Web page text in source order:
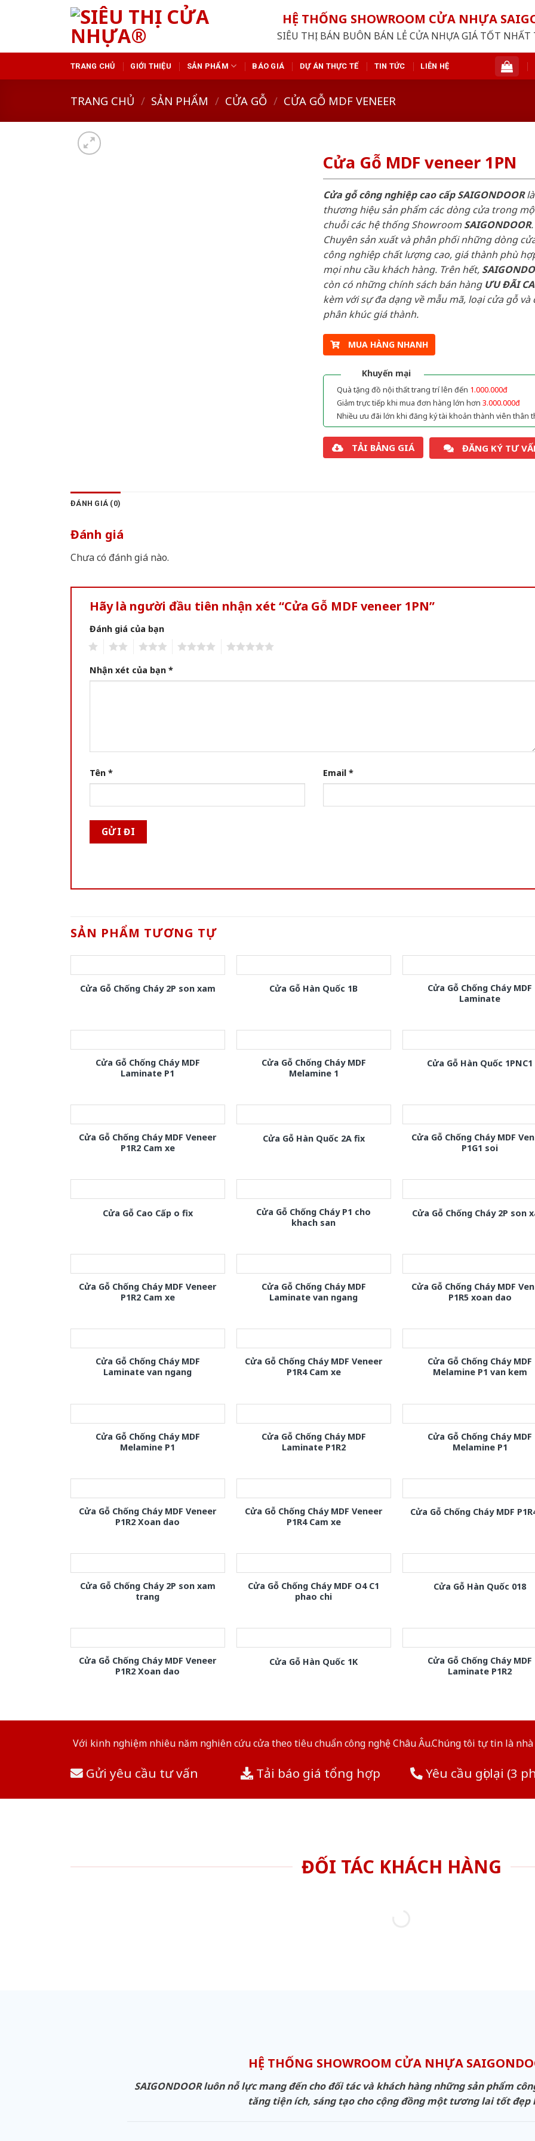
HỆ THỐNG SHOWROOM CỬA NHỰA
SIÊU THỊ BÁN BUÔN BÁN LẺ CỬA NHỰA GIÁ TỐT NHẤT
TRANG CHỦ GIỚI THIỆU SẢN PHẨM BÁO GIÁ DỰ ÁN THỰC TẾ TIN TỨC LIÊN HỆ
TRANG CHỦ / SẢN PHẨM / CỬA GỖ / CỬA GỖ MDF VENEER
Cửa Gỗ MDF veneer 1PN
Cửa gỗ công nghiệp cao cấp SAIGONDOORlà
thương hiệu sản phẩm các dòng cửa trong
chuỗi các hệ thống ShowroomSAIGONDOOR.
Chuyên sản xuất và phân phối những dòng
công nghiệp chất lượng cao, giá thành phù
mọi nhu cầu khách hàng. Trên hết,
còn có những chính sách bán hàng ƯU ĐÃI
kèm với sự đa dạng về mẫu mã, loại cửa gỗ và
phân khúc giá thành.
MUA HÀNG NHANH
Khuyến mại
Quà tặng đồ nội thất trang trí lên đến 1.000.000đ
Giảm trực tiếp khi mua đơn hàng lớn hơn 3.000.000đ
Nhiều ưu đãi lớn khi đăng ký tài khoản thành viên thân
TẢI BẢNG GIÁ ĐĂNG KÝ TƯ
ĐÁNH GIÁ (0)
Đánh giá
Chưa có đánh giá nào.
Hãy là người đầu tiên nhận xét “Cửa Gỗ MDF veneer 1PN”
Đánh giá của bạn
Nhận xét của bạn *
Tên * Email *
SẢN PHẨM TƯƠNG TỰ
Cửa Gỗ Chống Cháy 2P son xam Cửa Gỗ Hàn Quốc 1B
Cửa Gỗ Chống Cháy MDF
Laminate
Cửa Gỗ Chống Cháy MDF
Laminate P1
Cửa Gỗ Chống Cháy MDF
Melamine 1
Cửa Gỗ Hàn Quốc 1PNC1
Cửa Gỗ Chống Cháy MDF Veneer
P1R2 Cam xe
Cửa Gỗ Hàn Quốc 2A fix
Cửa Gỗ Chống Cháy MDF
P1G1 soi
Cửa Gỗ Cao Cấp o fix
Cửa Gỗ Chống Cháy P1 cho
khach san
Cửa Gỗ Chống Cháy 2P son
Cửa Gỗ Chống Cháy MDF Veneer
P1R2 Cam xe
Cửa Gỗ Chống Cháy MDF
Laminate van ngang
Cửa Gỗ Chống Cháy MDF
P1R5 xoan dao
Cửa Gỗ Chống Cháy MDF
Laminate van ngang
Cửa Gỗ Chống Cháy MDF Veneer
P1R4 Cam xe
Cửa Gỗ Chống Cháy MDF
Melamine P1 van kem
Cửa Gỗ Chống Cháy MDF
Melamine P1
Cửa Gỗ Chống Cháy MDF
Laminate P1R2
Cửa Gỗ Chống Cháy MDF
Melamine P1
Cửa Gỗ Chống Cháy MDF Veneer
P1R2 Xoan dao
Cửa Gỗ Chống Cháy MDF Veneer
P1R4 Cam xe
Cửa Gỗ Chống Cháy MDF
Cửa Gỗ Chống Cháy 2P son xam
trang
Cửa Gỗ Chống Cháy MDF O4 C1
phao chi
Cửa Gỗ Hàn Quốc 018
Cửa Gỗ Chống Cháy MDF Veneer
P1R2 Xoan dao
Cửa Gỗ Hàn Quốc 1K
Cửa Gỗ Chống Cháy MDF
Laminate P1R2
Với kinh nghiệm nhiêu năm nghiên cứu cửa theo tiêu chuẩn công nghệ Châu Âu.Chúng tôi tự tin là
Gửi yêu cầu tư vấn Tải báo giá tổng hợp Yêu cầu gọi lại (3
ĐỐI TÁC KHÁCH HÀNG
HỆ THỐNG SHOWROOM CỬA NHỰA
SAIGONDOOR luôn nỗ lực mang đến cho đối tác và khách hàng những sản phẩm
tăng tiện ích, sáng tạo cho cộng đồng một tương lai tốt đẹp